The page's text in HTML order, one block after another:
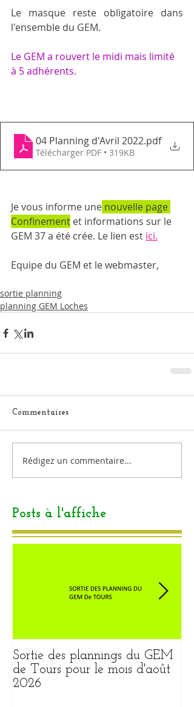
Le masque reste obligatoire dans
l'ensemble du GEM.
Le GEM a rouvert le midi mais limité
à 5 adhérents.
04 Planning d'Avril 2022.pdf
Télécharger PDF • 319KB
Je vous informe une nouvelle page
Confinement et informations sur le
GEM 37 a été crée. Le lien est ici.
Equipe du GEM et le webmaster,
sortie planning
planning GEM Loches
Commentaires
Rédigez un commentaire...
Posts à l'affiche
Sortie des plannings du GEM
de Tours pour le mois d'août
2026